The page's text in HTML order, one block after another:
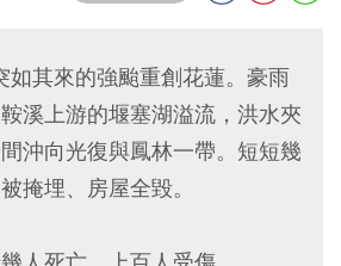
如其來的強颱重創花蓮。豪雨
溪上游的堰塞湖溢流，洪水夾
沖向光復與鳳林一帶。短短幾
掩埋、房屋全毀。